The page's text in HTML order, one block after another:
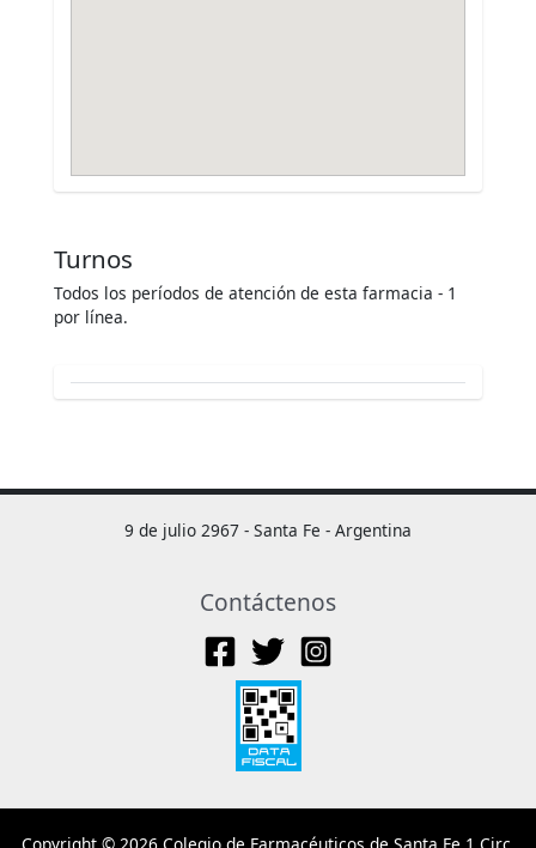
Turnos
Todos los períodos de atención de esta farmacia - 1
por línea.
9 de julio 2967 - Santa Fe - Argentina
Contáctenos
Copyright © 2026 Colegio de Farmacéuticos de Santa Fe 1 Circ.